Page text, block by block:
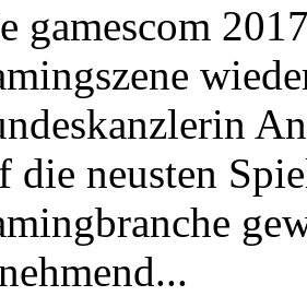
gamescom
die neusten